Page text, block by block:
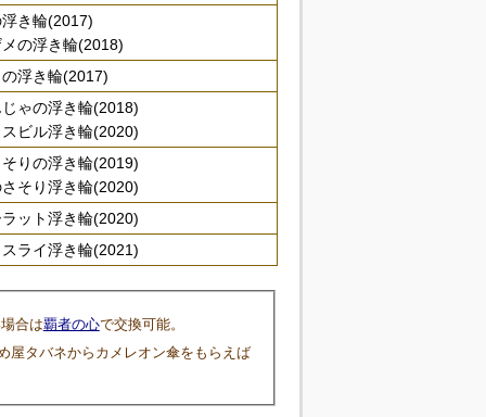
き輪(2017)
の浮き輪(2018)
浮き輪(2017)
ゃの浮き輪(2018)
ビル浮き輪(2020)
りの浮き輪(2019)
そり浮き輪(2020)
ット浮き輪(2020)
ライ浮き輪(2021)
合は覇者の心で交換可能。
屋タバネからカメレオン傘をもらえば